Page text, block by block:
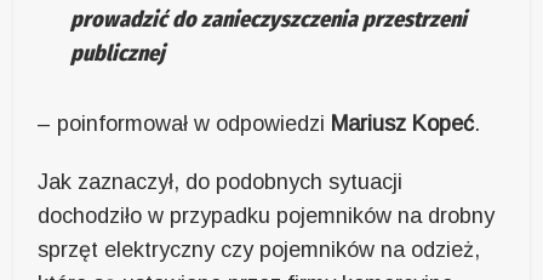
prowadzić do zanieczyszczenia przestrzeni
publicznej
– poinformował w odpowiedzi Mariusz Kopeć.
Jak zaznaczył, do podobnych sytuacji
dochodziło w przypadku pojemników na drobny
sprzęt elektryczny czy pojemników na odzież,